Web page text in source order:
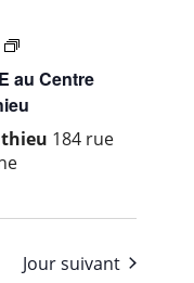
…
ville
de
Saint-
Etienne
au Centre
184 rue
Jour suivant